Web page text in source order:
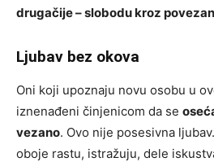
drugačije – slobodu kroz
Ljubav bez okova
Oni koji upoznaju novu osobu u
iznenađeni činjenicom da se
vezano. Ovo nije posesivna
oboje rastu, istražuju, dele